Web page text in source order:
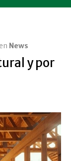
News
y por